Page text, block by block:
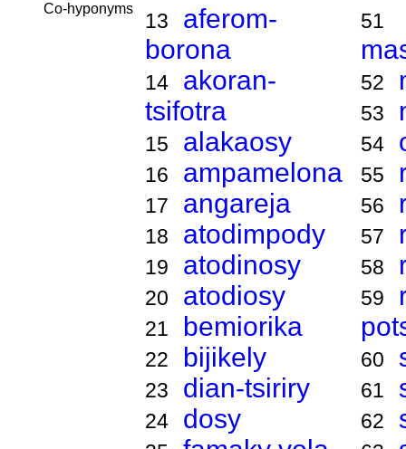
Co-hyponyms
13
aferom-
borona
14
akoran-
tsifotra
15 alakaosy
16 ampamelona
17 angareja
18 atodimpody
19 atodinosy
20 atodiosy
21 bemiorika
22 bijikely
23 dian-tsiriry
24 dosy
51
52
53
54
55
56
57
58
59
60
61
62